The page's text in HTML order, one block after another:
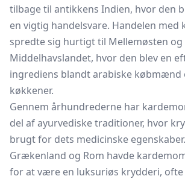
tilbage til antikkens Indien, hvor den
en vigtig handelsvare. Handelen med
spredte sig hurtigt til Mellemøsten og
Middelhavslandet, hvor den blev en
ingrediens blandt arabiske
køkkener.
Gennem århundrederne har
del af ayurvediske traditioner, hvor
brugt for dets medicinske
Grækenland og Rom havde
for at være en luksuriøs krydderi,